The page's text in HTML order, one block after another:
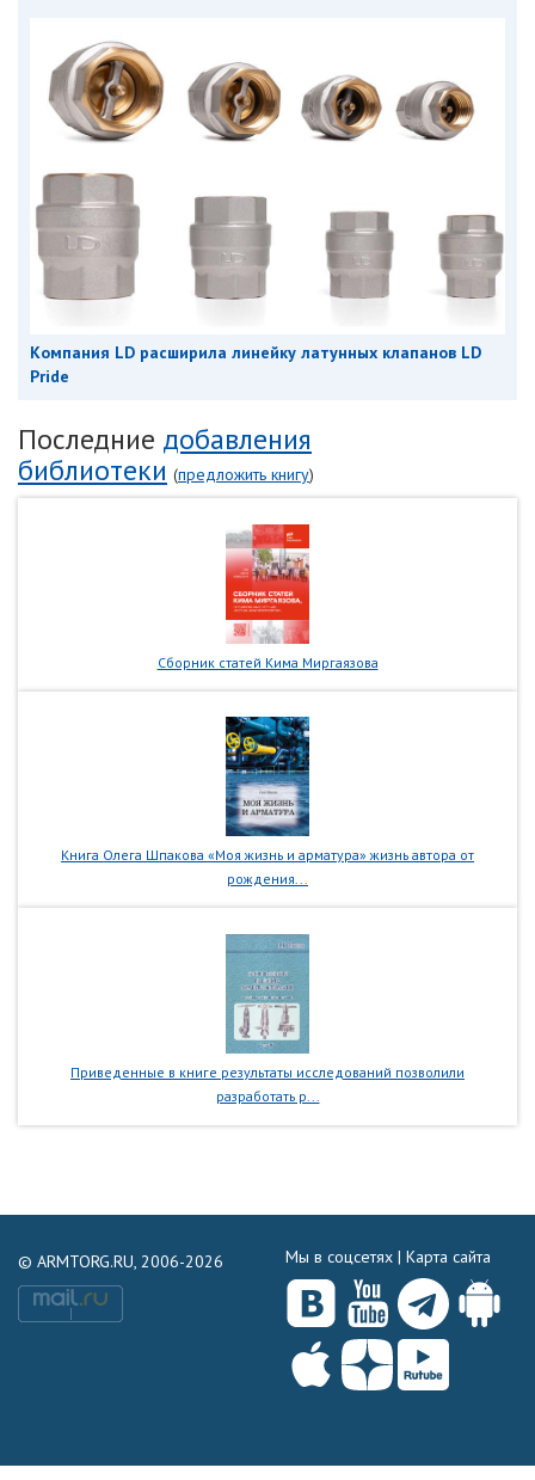
Компания LD расширила линейку латунных клапанов LD
Pride
Последние добавления
библиотеки (предложить книгу)
Сборник статей Кима Миргаязова
Книга Олега Шпакова «Моя жизнь и арматура» жизнь автора от
рождения...
Приведенные в книге результаты исследований позволили
разработать р...
© ARMTORG.RU, 2006-2026 Мы в соцсетях | Карта сайта